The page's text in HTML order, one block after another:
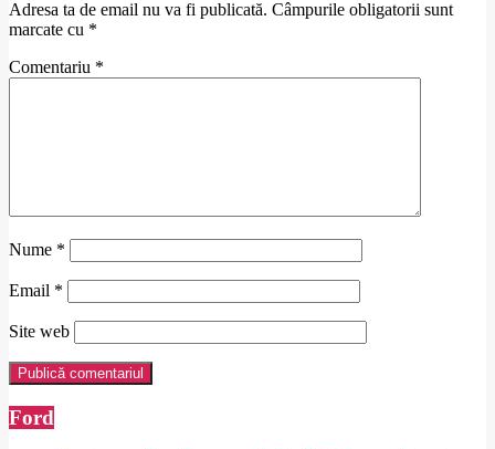
Adresa ta de email nu va fi publicată. Câmpurile obligatorii sunt
marcate cu *
Comentariu *
Nume *
Email *
Site web
Ford